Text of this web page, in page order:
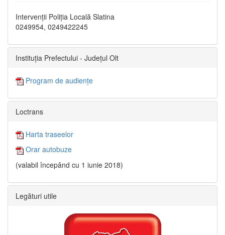
Intervenții Poliția Locală Slatina
0249954, 0249422245
Instituția Prefectului - Județul Olt
Program de audiențe
Loctrans
Harta traseelor
Orar autobuze
(valabil începând cu 1 iunie 2018)
Legături utile